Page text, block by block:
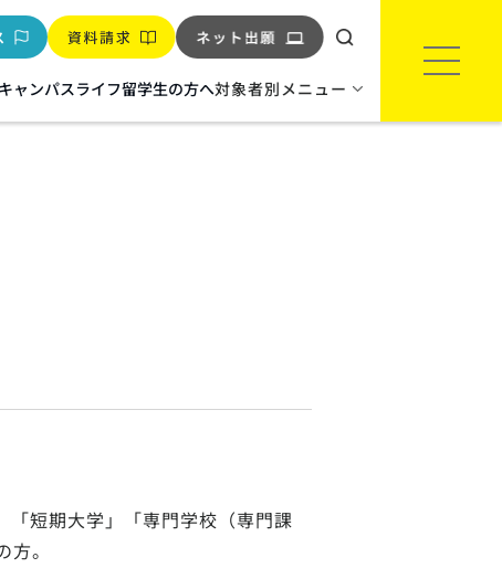
キャンパスライフ留学生の方へ対象者別メニュー
「短期大学」「専門学校（専門課
。